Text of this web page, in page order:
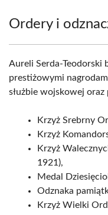
Ordery i
Aureli Serda-Teodorski
prestiżowymi
służbie wojskowej
Krzyż Srebrny
Krzyż
Krzyż
1921),
Medal
Odznaka
Krzyż Wielki